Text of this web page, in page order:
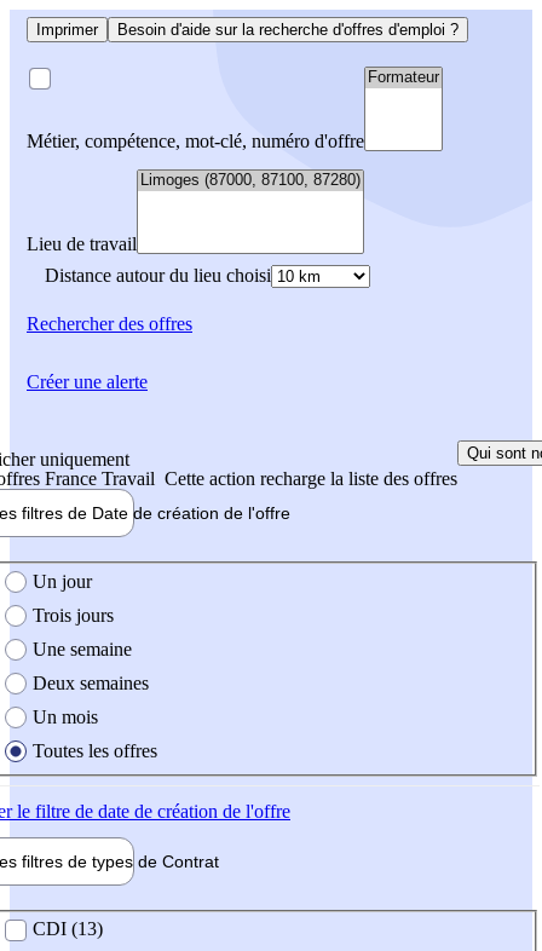
Imprimer Besoin d'aide sur la recherche d'offres d'emploi ?
Métier, compétence, mot-clé, numéro d'offre
Lieu de travail
Distance autour du lieu choisi
Rechercherdes offres
uniquement
France Travail Cette action recharge la liste des offres
Qui sont
filtres de Date de création de l'offre
création de l'offre
Un jour
Trois jours
Une semaine
Deux semaines
Un mois
Toutes les offres
le filtre de date de création de l'offre
filtres de types de Contrat
contrat
CDI (13)
Créer une alerte